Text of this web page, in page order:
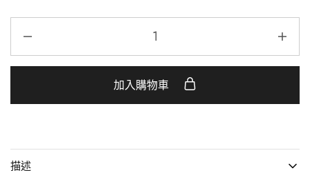
加入購物車
描述